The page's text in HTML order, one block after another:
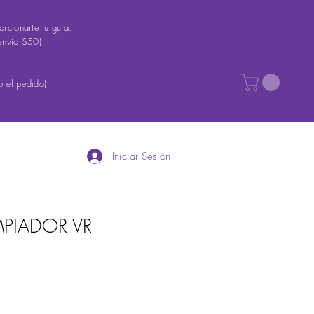
tu guía.
$50)
el pedido)
Iniciar Sesión
VR